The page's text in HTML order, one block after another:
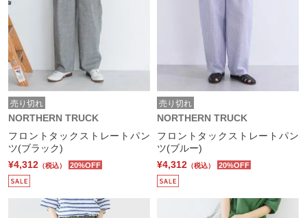
売り切れ
NORTHERN TRUCK
フロントタックストレートパン
ツ(ブラック)
¥4,312 （税込） 20%OFF
売り切れ
NORTHERN TRUCK
フロントタックストレートパン
ツ(ブルー)
¥4,312 （税込） 20%OFF